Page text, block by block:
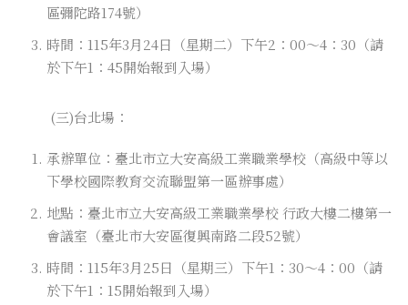
區彌陀路174號）
時間：115年3月24日（星期二）下午2：00～4：30（請
於下午1：45開始報到入場）
(三)台北場：
承辦單位：臺北市立大安高級工業職業學校（高級中等以
下學校國際教育交流聯盟第一區辦事處）
地點：臺北市立大安高級工業職業學校 行政大樓二樓第一
會議室（臺北市大安區復興南路二段52號）
時間：115年3月25日（星期三）下午1：30～4：00（請
於下午1：15開始報到入場）